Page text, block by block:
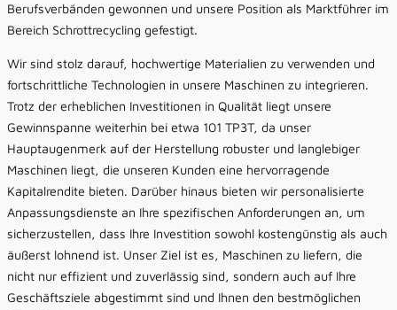
Berufsverbänden gewonnen und unsere Position als Marktführer im
Bereich Schrottrecycling gefestigt.
Wir sind stolz darauf, hochwertige Materialien zu verwenden und
fortschrittliche Technologien in unsere Maschinen zu integrieren.
Trotz der erheblichen Investitionen in Qualität liegt unsere
Gewinnspanne weiterhin bei etwa 101 TP3T, da unser
Hauptaugenmerk auf der Herstellung robuster und langlebiger
Maschinen liegt, die unseren Kunden eine hervorragende
Kapitalrendite bieten. Darüber hinaus bieten wir personalisierte
Anpassungsdienste an Ihre spezifischen Anforderungen an, um
sicherzustellen, dass Ihre Investition sowohl kostengünstig als auch
äußerst lohnend ist. Unser Ziel ist es, Maschinen zu liefern, die
nicht nur effizient und zuverlässig sind, sondern auch auf Ihre
Geschäftsziele abgestimmt sind und Ihnen den bestmöglichen